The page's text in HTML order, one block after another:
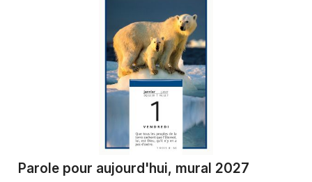
Parole pour aujourd'hui, mural 2027